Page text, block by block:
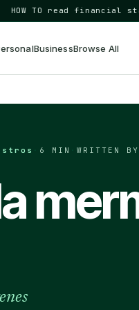
TO read financial
BusinessBrowse All
6 MIN WRITTEN